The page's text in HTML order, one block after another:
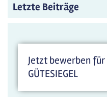
Letzte Beiträge
Jetzt bewerben für
GÜTESIEGEL